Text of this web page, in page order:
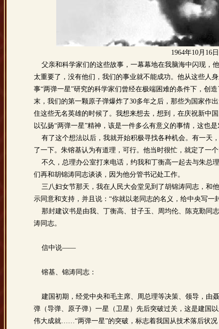
1964年10月16
父亲和科学家们的这些故事，一幕幕地在我脑海中闪现，
太重要了，没有他们，我们的事业就不能成功。他从这些人
事“两弹一星”研究的科学家们曾经在极端困难的条件下，创
末，我们的第一颗原子弹爆炸了30多年之后，那些为国家作
住这些无名英雄的时候了。我想来想去，想到，在庆祝新中
以弘扬“两弹一星”精神，该是一件多么有意义的事情，这也
有了这个想法以后，我就开始积极寻找各种机会。有一天
了一下。朱镕基认为有道理，可行。他当时很忙，就定了一
不久，总理办公室打来电话，约我和丁衡高一起去与朱总
们再和胡锦涛同志谈谈，因为他分管书记处工作。
三八妇女节那天，我在人民大会堂见到了胡锦涛同志，和
示同意和支持，并且说：“你就以老同志的名义，给中央写
那封建议书是由我、丁衡高、甘子玉、周均伦、陈克勤同
涛同志。
信中说——
镕基、锦涛同志：
建国初期，经党中央和毛主席、周总理等决策、领导，由
弹（导弹、原子弹）一星（卫星）先后突破过关，这是建国
伟大成就……“两弹一星”的突破，标志着我国从技术落后状